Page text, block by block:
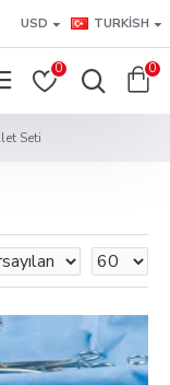
USD TURKISH
0 0
Seti